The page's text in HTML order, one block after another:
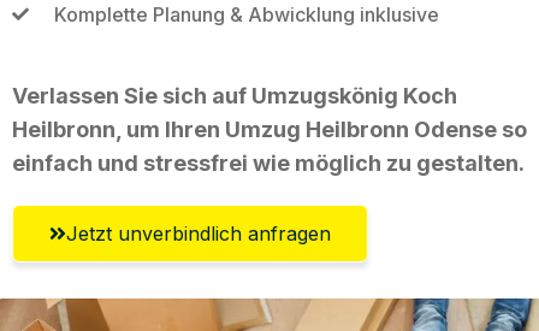
Komplette Planung & Abwicklung inklusive
Verlassen Sie sich auf Umzugskönig Koch
Heilbronn, um Ihren Umzug Heilbronn Odense so
einfach und stressfrei wie möglich zu gestalten.
Jetzt unverbindlich anfragen